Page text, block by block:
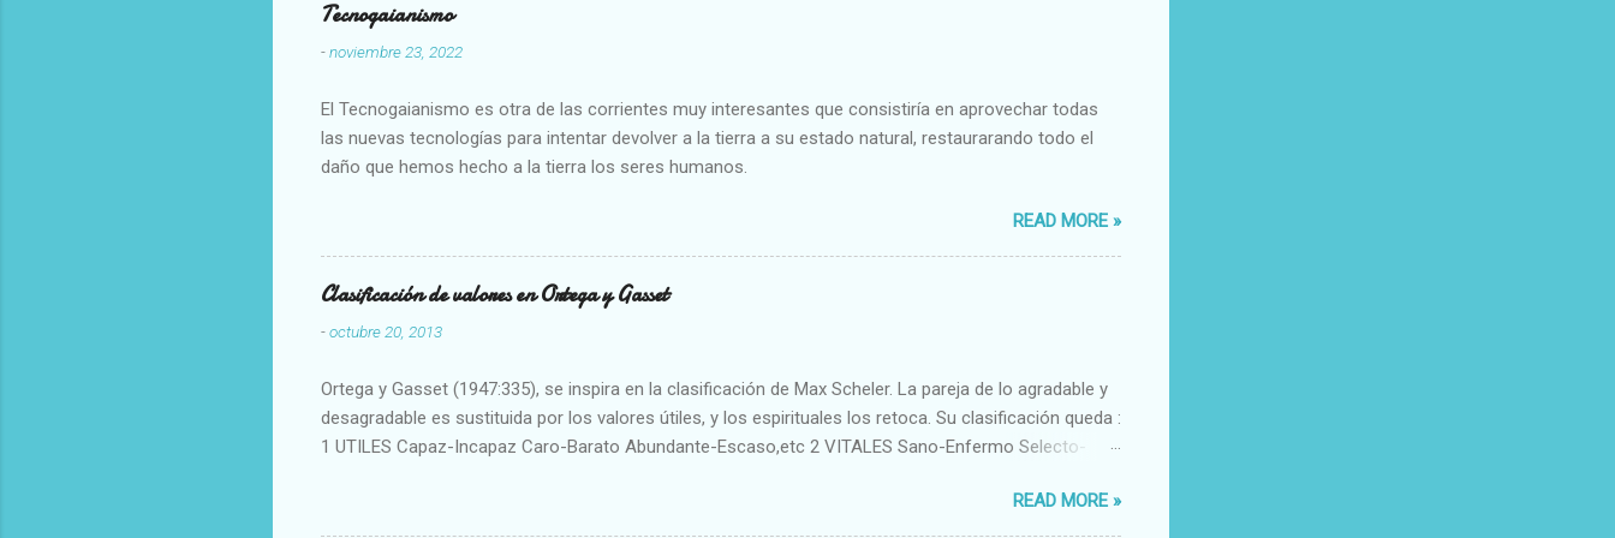
Tecnogaianismo
-noviembre 23, 2022
El Tecnogaianismo es otra de las corrientes muy interesantes que consistiría en aprovechar todas
las nuevas tecnologías para intentar devolver a la tierra a su estado natural, restaurarando todo el
daño que hemos hecho a la tierra los seres humanos.
READ MORE »
Clasificación de valores en Ortega y Gasset
-octubre 20, 2013
Ortega y Gasset (1947:335), se inspira en la clasificación de Max Scheler. La pareja de lo agradable y
desagradable es sustituida por los valores útiles, y los espirituales los retoca. Su clasificación queda :
1 UTILES Capaz-Incapaz Caro-Barato Abundante-Escaso,etc 2 VITALES Sano-Enfermo Selecto-
Aproximado Evidente-Probable,etc b) Morales Bueno-malo Bondadoso-malvado Justo-Injusto
Escrupuloso-Relajado Leal-Desleal,etc. d) Estéticos Bello-Feo Gracioso-Tosco Elegante-Inelegante
READ MORE »